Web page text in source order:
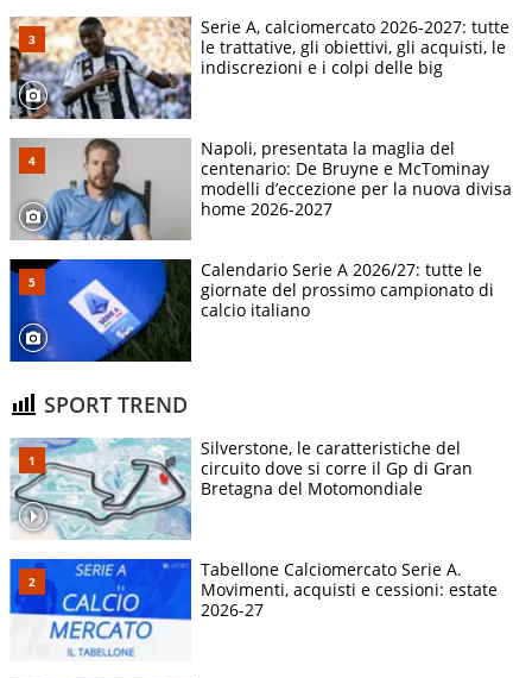
Serie A, calciomercato 2026-2027: tutte
le trattative, gli obiettivi, gli acquisti, le
indiscrezioni e i colpi delle big
Napoli, presentata la maglia del
centenario: De Bruyne e McTominay
modelli d’eccezione per la nuova divisa
home 2026-2027
Calendario Serie A 2026/27: tutte le
giornate del prossimo campionato di
calcio italiano
SPORT TREND
Silverstone, le caratteristiche del
circuito dove si corre il Gp di Gran
Bretagna del Motomondiale
Tabellone Calciomercato Serie A.
Movimenti, acquisti e cessioni: estate
2026-27